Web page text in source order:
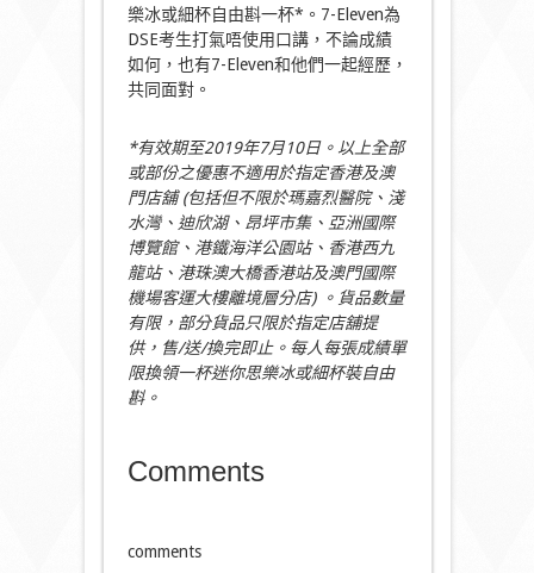
樂冰或細杯自由斟一杯*。7-Eleven為
DSE考生打氣唔使用口講，不論成績
如何，也有7-Eleven和他們一起經歷，
共同面對。
*有效期至2019年7月10日。以上全部
或部份之優惠不適用於指定香港及澳
門店舖 (包括但不限於瑪嘉烈醫院、淺
水灣、迪欣湖、昂坪市集、亞洲國際
博覽館、港鐵海洋公園站、香港西九
龍站、港珠澳大橋香港站及澳門國際
機場客運大樓離境層分店) 。貨品數量
有限，部分貨品只限於指定店舖提
供，售/送/換完即止。每人每張成績單
限換領一杯迷你思樂冰或細杯裝自由
斟。
Comments
comments